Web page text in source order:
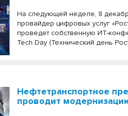
На следующей неделе, 8
провайдер цифровых услуг
проведет собственную ИТ-
Tech Day (Технический день
Нефтетранспортное
проводит